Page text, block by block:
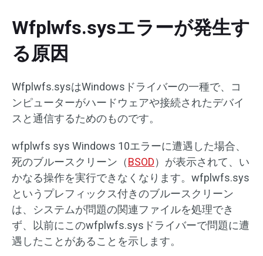
Wfplwfs.sysエラーが発生す
る原因
Wfplwfs.sysはWindowsドライバーの一種で、コ
ンピューターがハードウェアや接続されたデバイ
スと通信するためのものです。
wfplwfs sys Windows 10エラーに遭遇した場合、
死のブルースクリーン（BSOD）が表示されて、い
かなる操作を実行できなくなります。wfplwfs.sys
というプレフィックス付きのブルースクリーン
は、システムが問題の関連ファイルを処理でき
ず、以前にこのwfplwfs.sysドライバーで問題に遭
遇したことがあることを示します。